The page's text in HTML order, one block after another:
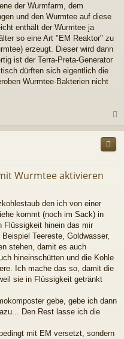
der Wurmfarm, dem
und den Wurmtee auf diese
enthält der Wurmtee ja
so eine Art "EM Reaktor" zu
erzeugt. Dieser wird dann
ist der Terra-Preta-Generator
dürften sich eigentlich die
Wurmtee-Bakterien nicht
c
Wurmtee aktivieren
den ich von einer
kommt (noch im Sack) in
Flüssigkeit hinein das mir
Teereste, Goldwasser,
stehen, damit es auch
hineinschütten und die Kohle
Ich mache das so, damit die
sie in Flüssigkeit getränkt
gebe, gebe ich dann
Den Rest lasse ich die
mit EM versetzt, sondern